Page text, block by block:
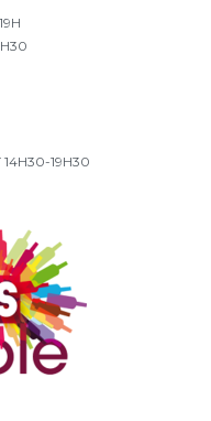
19H30